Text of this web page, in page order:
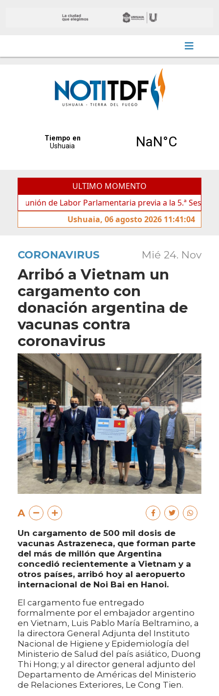
ULTIMO MOMENTO
de Labor Parlamentaria previa a la 5.ª Sesión Ordinaria
Ushuaia, 06 agosto 2026 11:41:04
CORONAVIRUS Mié 24. Nov
Arribó a Vietnam un
cargamento con
donación argentina de
vacunas contra
coronavirus
A
Un cargamento de 500 mil dosis de
vacunas Astrazeneca, que forman parte
del más de millón que Argentina
concedió recientemente a Vietnam y a
otros países, arribó hoy al aeropuerto
internacional de Noi Bai en Hanoi.
El cargamento fue entregado
formalmente por el embajador argentino
en Vietnam, Luis Pablo María Beltramino, a
la directora General Adjunta del Instituto
Nacional de Higiene y Epidemiología del
Ministerio de Salud del país asiático, Duong
Thi Hong; y al director general adjunto del
Departamento de Américas del Ministerio
de Relaciones Exteriores, Le Cong Tien.